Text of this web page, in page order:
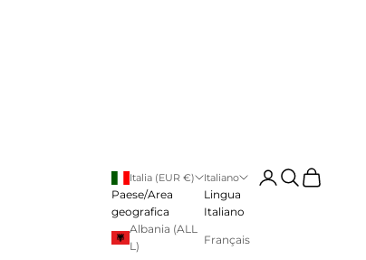
Italia (EUR €)
Paese/Area
geografica
Albania (ALL
L)
Italiano
Lingua
Italiano
Français
LoginCercaCarrello